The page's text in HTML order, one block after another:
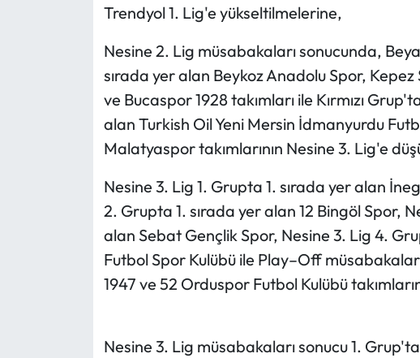
Trendyol 1. Lig'e yükseltilmelerine,
Nesine 2. Lig müsabakaları sonucunda,
sırada yer alan Beykoz Anadolu Spor,
ve Bucaspor 1928 takımları ile Kırmızı
alan Turkish Oil Yeni Mersin İdmanyurdu
Malatyaspor takımlarının Nesine 3. Lig'e
Nesine 3. Lig 1. Grupta 1. sırada yer alan
2. Grupta 1. sırada yer alan 12 Bingöl Spor,
alan Sebat Gençlik Spor, Nesine 3. Lig 4.
Futbol Spor Kulübü ile Play–Off
1947 ve 52 Orduspor Futbol Kulübü
Nesine 3. Lig müsabakaları sonucu 1.